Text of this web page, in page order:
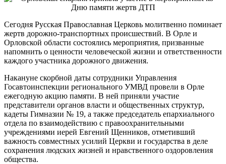
Сегодня Русская Православная Церковь молитвенно поминает
жертв дорожно-транспортных происшествий. В Орле и
Орловской области состоялись мероприятия, призванные
напомнить о ценности человеческой жизни и ответственности
каждого участника дорожного движения.
Накануне скорбной даты сотрудники Управления
Госавтоинспекции регионального УМВД провели в Орле
ежегодную акцию памяти. В ней приняли участие
представители органов власти и общественных структур,
кадеты Гимназии № 19, а также председатель епархиального
отдела по взаимодействию с правоохранительными
учреждениями иерей Евгений Щенников, отметивший
важность совместных усилий Церкви и государства в деле
сохранения людских жизней и нравственного оздоровления
общества.